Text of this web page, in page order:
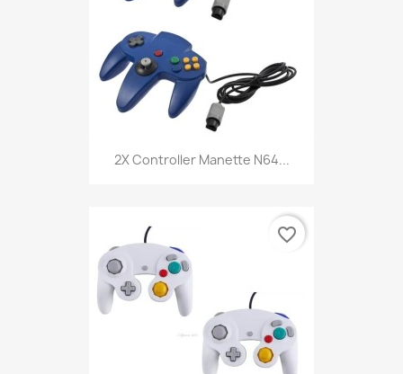
2X Controller Manette N64...
favorite_border